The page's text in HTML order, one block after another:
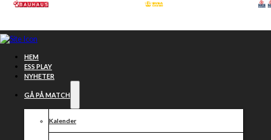
Hoppa till huvudinnehåll
HEM
ESS PLAY
NYHETER
GÅ PÅ MATCH
Kalender